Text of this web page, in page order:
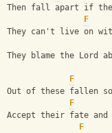
Then fall apart if
F
They can't live on
They blame the Lord
F
Out of these fallen
F
Accept their fate
F